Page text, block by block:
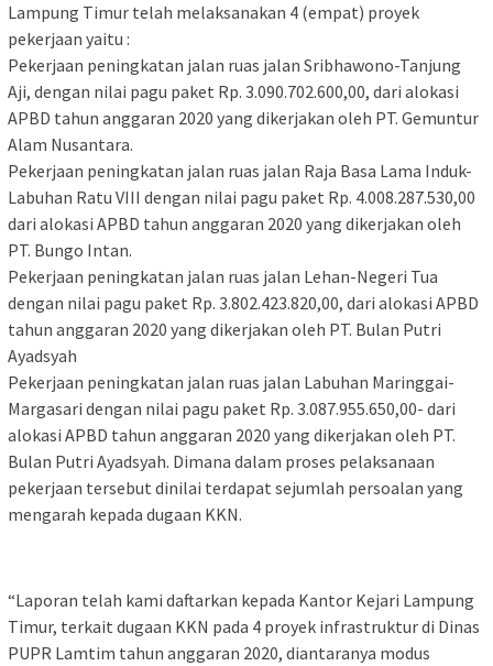
Lampung Timur telah melaksanakan 4 (empat) proyek
pekerjaan yaitu :
Pekerjaan peningkatan jalan ruas jalan Sribhawono-Tanjung
Aji, dengan nilai pagu paket Rp. 3.090.702.600,00, dari alokasi
APBD tahun anggaran 2020 yang dikerjakan oleh PT. Gemuntur
Alam Nusantara.
Pekerjaan peningkatan jalan ruas jalan Raja Basa Lama Induk-
Labuhan Ratu VIII dengan nilai pagu paket Rp. 4.008.287.530,00
dari alokasi APBD tahun anggaran 2020 yang dikerjakan oleh
PT. Bungo Intan.
Pekerjaan peningkatan jalan ruas jalan Lehan-Negeri Tua
dengan nilai pagu paket Rp. 3.802.423.820,00, dari alokasi APBD
tahun anggaran 2020 yang dikerjakan oleh PT. Bulan Putri
Ayadsyah
Pekerjaan peningkatan jalan ruas jalan Labuhan Maringgai-
Margasari dengan nilai pagu paket Rp. 3.087.955.650,00- dari
alokasi APBD tahun anggaran 2020 yang dikerjakan oleh PT.
Bulan Putri Ayadsyah. Dimana dalam proses pelaksanaan
pekerjaan tersebut dinilai terdapat sejumlah persoalan yang
mengarah kepada dugaan KKN.
“Laporan telah kami daftarkan kepada Kantor Kejari Lampung
Timur, terkait dugaan KKN pada 4 proyek infrastruktur di Dinas
PUPR Lamtim tahun anggaran 2020, diantaranya modus